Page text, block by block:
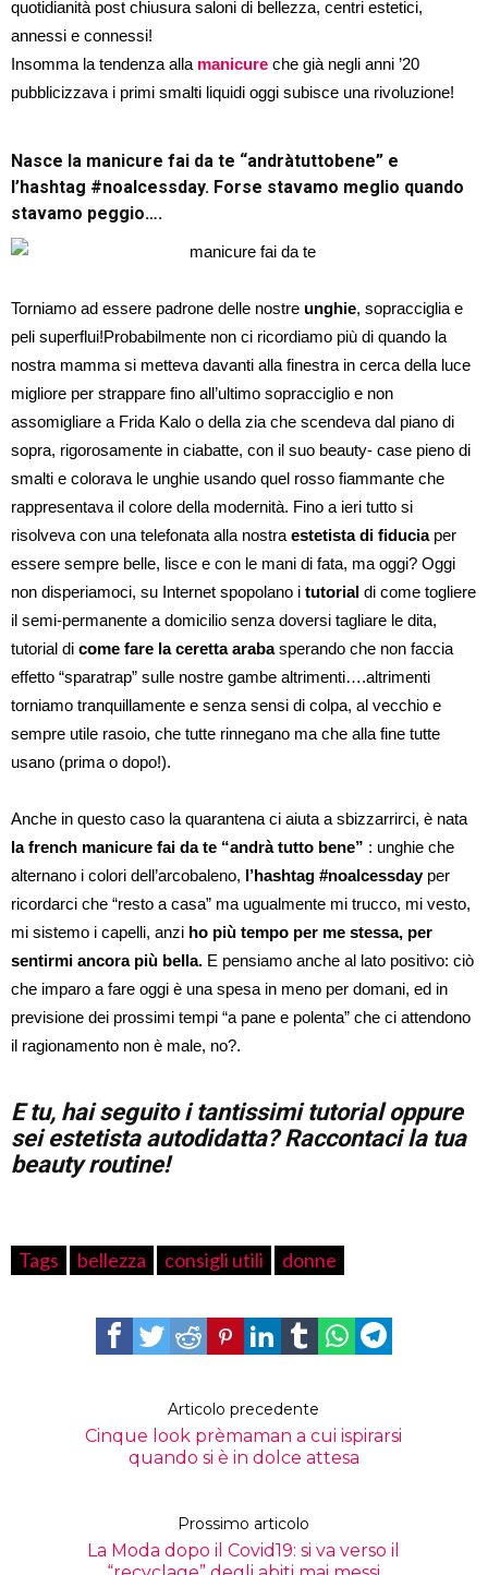
quotidianità post chiusura saloni di bellezza, centri estetici,
annessi e connessi!
Insomma la tendenza alla manicure che già negli anni ’20
pubblicizzava i primi smalti liquidi oggi subisce una rivoluzione!
Nasce la manicure fai da te “andràtuttobene” e
l’hashtag #noalcessday. Forse stavamo meglio quando
stavamo peggio….
Torniamo ad essere padrone delle nostre unghie, sopracciglia e
peli superflui!Probabilmente non ci ricordiamo più di quando la
nostra mamma si metteva davanti alla finestra in cerca della luce
migliore per strappare fino all’ultimo sopracciglio e non
assomigliare a Frida Kalo o della zia che scendeva dal piano di
sopra, rigorosamente in ciabatte, con il suo beauty- case pieno di
smalti e colorava le unghie usando quel rosso fiammante che
rappresentava il colore della modernità. Fino a ieri tutto si
risolveva con una telefonata alla nostra estetista di fiduciaper
essere sempre belle, lisce e con le mani di fata, ma oggi? Oggi
non disperiamoci, su Internet spopolano i tutorial di come togliere
il semi-permanente a domicilio senza doversi tagliare le dita,
tutorial di come fare la ceretta arabasperando che non faccia
effetto “sparatrap” sulle nostre gambe altrimenti….altrimenti
torniamo tranquillamente e senza sensi di colpa, al vecchio e
sempre utile rasoio, che tutte rinnegano ma che alla fine tutte
usano (prima o dopo!).
Anche in questo caso la quarantena ci aiuta a sbizzarrirci, è nata
la french manicure fai da te “andrà tutto bene” : unghie che
alternano i colori dell’arcobaleno, l’hashtag #noalcessdayper
ricordarci che “resto a casa” ma ugualmente mi trucco, mi vesto,
mi sistemo i capelli, anzi ho più tempo per me stessa, per
sentirmi ancora più bella. E pensiamo anche al lato positivo: ciò
che imparo a fare oggi è una spesa in meno per domani, ed in
previsione dei prossimi tempi “a pane e polenta” che ci attendono
il ragionamento non è male, no?.
E tu, hai seguito i tantissimi tutorial oppure
sei estetista autodidatta?Raccontaci la tua
beauty routine!
Tags bellezza consigli utili donne
Articolo precedente
Cinque look prèmaman a cui ispirarsi
quando si è in dolce attesa
Prossimo articolo
La Moda dopo il Covid19: si va verso il